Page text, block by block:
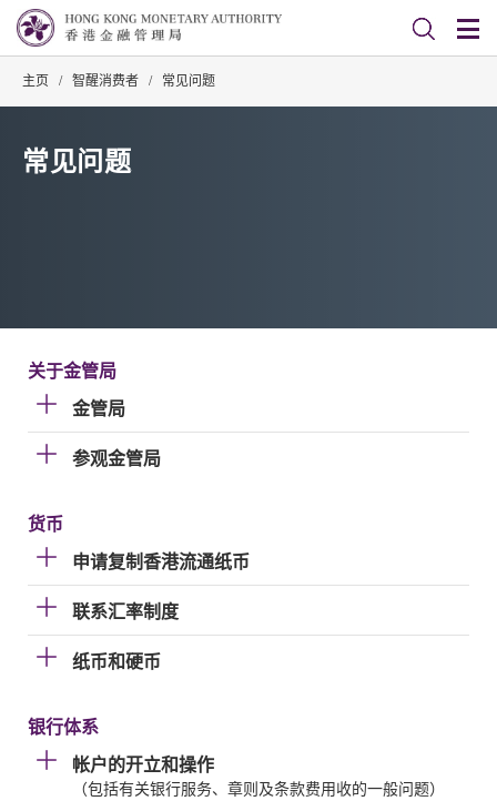
主页 / 智醒消费者 / 常见问题
常见问题
关于金管局
金管局
参观金管局
货币
申请复制香港流通纸币
联系汇率制度
纸币和硬币
银行体系
帐户的开立和操作
（包括有关银行服务、章则及条款费用收的一般问题）